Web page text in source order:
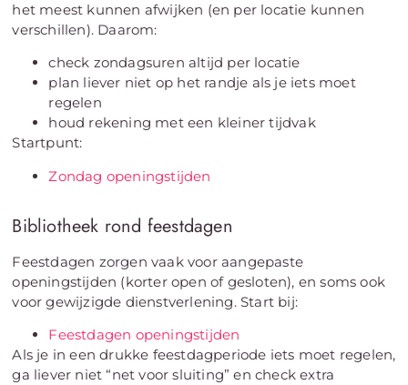
het meest kunnen afwijken (en per locatie kunnen
verschillen). Daarom:
check zondagsuren altijd per locatie
plan liever niet op het randje als je iets moet
regelen
houd rekening met een kleiner tijdvak
Startpunt:
Zondag openingstijden
Bibliotheek rond feestdagen
Feestdagen zorgen vaak voor aangepaste
openingstijden (korter open of gesloten), en soms ook
voor gewijzigde dienstverlening. Start bij:
Feestdagen openingstijden
Als je in een drukke feestdagperiode iets moet regelen,
ga liever niet “net voor sluiting” en check extra